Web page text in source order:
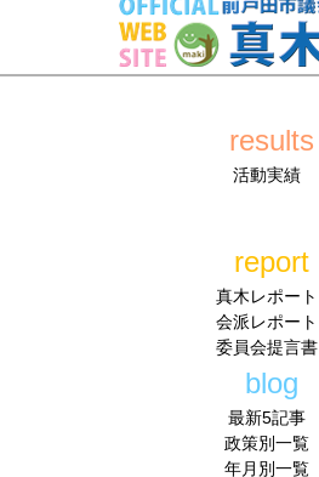
results
活動実績
report
真木レポート
会派レポート
委員会提言書
blog
最新5記事
政策別一覧
年月別一覧